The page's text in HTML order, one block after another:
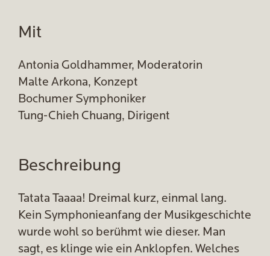
Mit
Antonia Goldhammer, Moderatorin
Malte Arkona, Konzept
Bochumer Symphoniker
Tung-Chieh Chuang, Dirigent
Beschreibung
Tatata Taaaa! Dreimal kurz, einmal lang.
Kein Symphonieanfang der Musikgeschichte
wurde wohl so berühmt wie dieser. Man
sagt, es klinge wie ein Anklopfen. Welches